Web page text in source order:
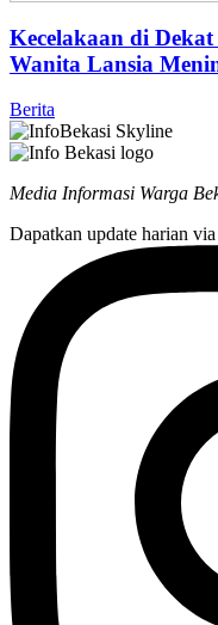
Kecelakaan di
Wanita Lansia
Berita
Media Informasi Warga
Dapatkan update harian via